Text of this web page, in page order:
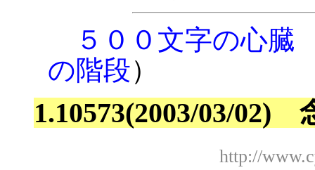
５００文字の心
の階段）
1.10573(2003/03/02)
http://